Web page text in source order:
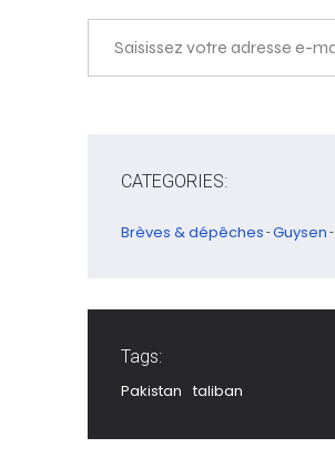
Saisissez votre adresse e-mail…
CATEGORIES:
Brèves & dépêches -Guysen -
Tags:
Pakistan taliban